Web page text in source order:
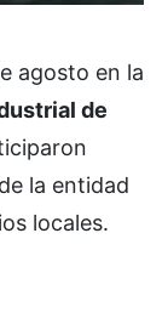
agosto en la
de
la entidad
locales.